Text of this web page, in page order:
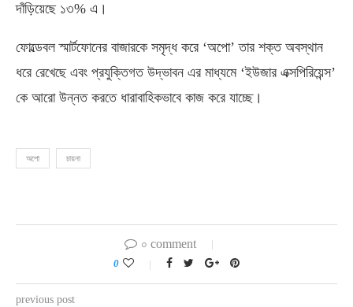
দাঁড়িয়েছে ১৩% এ।
ফোল্ডেবল স্মার্টফোনের বাজারকে সমৃদ্ধ করে ‘অপো’ তার শক্ত অবস্থান
ধরে রেখেছে এবং প্রযুক্তিগত উদ্ভাবন এর মাধ্যমে ‘ইউজার এক্সপিরিয়েন্স’
কে আরো উন্নত করতে ধারাবাহিকভাবে কাজ করে যাচ্ছে।
অপো চায়না
০ comment
0
previous post